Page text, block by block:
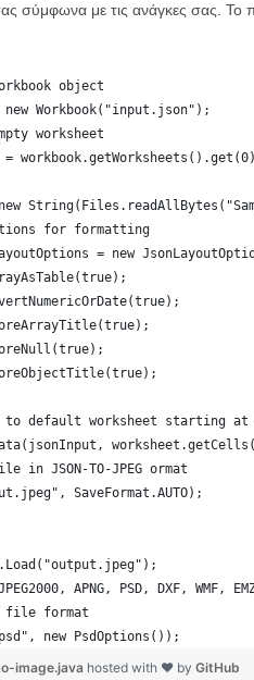
σύμφωνα με τις ανάγκες σας. Το
object
new Workbook("input.json");
worksheet
=
for formatting
= new
to default worksheet starting
JSON-TO-JPEG ormat
SaveFormat.AUTO);
APNG, PSD, DXF, WMF,
file format
new PsdOptions());
image.java hosted with ❤ by GitHub